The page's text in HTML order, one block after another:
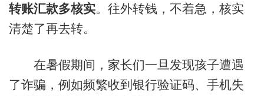
转账汇款多核实。往外转钱，不着急，核实
清楚了再去转。
在暑假期间，家长们一旦发现孩子遭遇
了诈骗，例如频繁收到银行验证码、手机失